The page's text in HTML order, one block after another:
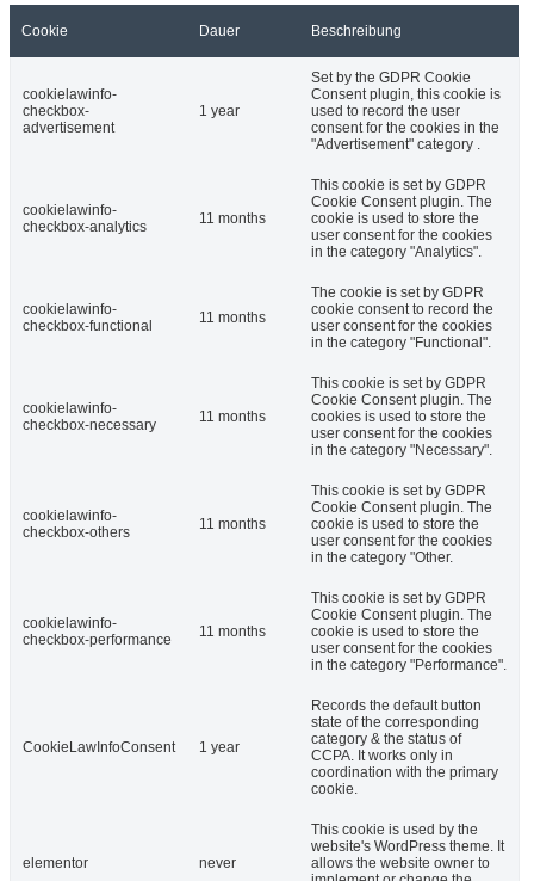
Cookie Dauer Beschreibung
cookielawinfo-
checkbox-
advertisement
1 year
Set by the GDPR Cookie
Consent plugin, this cookie is
used to record the user
consent for the cookies in the
"Advertisement" category .
cookielawinfo-
checkbox-analytics
11 months
This cookie is set by GDPR
Cookie Consent plugin. The
cookie is used to store the
user consent for the cookies
in the category "Analytics".
cookielawinfo-
checkbox-functional
11 months
The cookie is set by GDPR
cookie consent to record the
user consent for the cookies
in the category "Functional".
cookielawinfo-
checkbox-necessary
11 months
This cookie is set by GDPR
Cookie Consent plugin. The
cookies is used to store the
user consent for the cookies
in the category "Necessary".
cookielawinfo-
checkbox-others
11 months
This cookie is set by GDPR
Cookie Consent plugin. The
cookie is used to store the
user consent for the cookies
in the category "Other.
cookielawinfo-
checkbox-performance
11 months
This cookie is set by GDPR
Cookie Consent plugin. The
cookie is used to store the
user consent for the cookies
in the category "Performance".
CookieLawInfoConsent 1 year
Records the default button
state of the corresponding
category & the status of
CCPA. It works only in
coordination with the primary
cookie.
elementor never
This cookie is used by the
website's WordPress theme. It
allows the website owner to